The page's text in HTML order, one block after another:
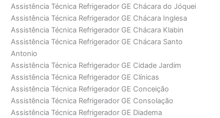
Assistência Técnica Refrigerador GE Chácara do Jóquei
Assistência Técnica Refrigerador GE Chácara Inglesa
Assistência Técnica Refrigerador GE Chácara Klabin
Assistência Técnica Refrigerador GE Chácara Santo
Antonio
Assistência Técnica Refrigerador GE Cidade Jardim
Assistência Técnica Refrigerador GE Clínicas
Assistência Técnica Refrigerador GE Conceição
Assistência Técnica Refrigerador GE Consolação
Assistência Técnica Refrigerador GE Diadema